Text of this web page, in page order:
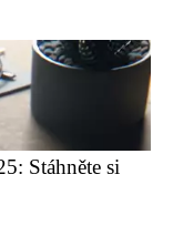
Stáhněte si